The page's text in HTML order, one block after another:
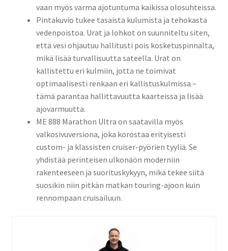
vaan myös varma ajotuntuma kaikissa olosuhteissa.
Pintakuvio tukee tasaista kulumista ja tehokasta
vedenpoistoa. Urat ja lohkot on suunniteltu siten,
että vesi ohjautuu hallitusti pois kosketuspinnalta,
mikä lisää turvallisuutta sateella. Urat on
kallistettu eri kulmiin, jotta ne toimivat
optimaalisesti renkaan eri kallistuskulmissa –
tämä parantaa hallittavuutta kaarteissa ja lisää
ajovarmuutta.
ME 888 Marathon Ultra on saatavilla myös
valkosivuversiona, joka korostaa erityisesti
custom- ja klassisten cruiser-pyörien tyyliä. Se
yhdistää perinteisen ulkonäön moderniin
rakenteeseen ja suorituskykyyn, mikä tekee siitä
suosikin niin pitkän matkan touring-ajoon kuin
rennompaan cruisailuun.